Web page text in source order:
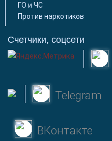
ГО и ЧС
Против наркотиков
Счетчики, соцсети
Telegram
ВКонтакте